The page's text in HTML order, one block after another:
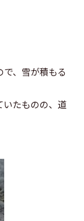
、雪が積もる
いたものの、道